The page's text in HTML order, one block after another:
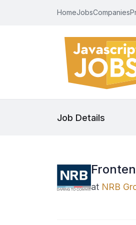
HomeJobsCompanies
Job Details
at NRB